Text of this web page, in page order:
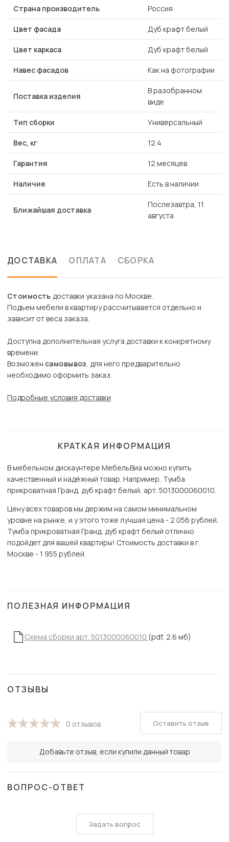
Страна производитель Россия
Цвет фасада Дуб крафт белый
Цвет каркаса Дуб крафт белый
Навес фасадов Как на фотографии
Поставка изделия
В разобранном
виде
Тип сборки Универсальный
Вес, кг 12.4
Гарантия 12 месяцев
Наличие Есть в наличии
Ближайшая доставка
Послезавтра, 11
августа
ДОСТАВКА ОПЛАТА СБОРКА
Стоимость доставки указана по Москве.
Подъем мебели в квартиру рассчитывается отдельно и
зависит от веса заказа.
Доступна дополнительная услуга доставки к конкретному
времени.
Возможен самовывоз, для него предварительно
необходимо оформить заказ.
Подробные условия доставки
КРАТКАЯ ИНФОРМАЦИЯ
В мебельном дискаунтере МебельВиа можно купить
качественный и надёжный товар. Например, Тумба
прикроватная Гранд, дуб крафт белый, арт. 5013000060010.
Цену всех товаров мы держим на самом минимальном
уровне на рынке, и у этого тоже лучшая цена - 2 056 рублей.
Тумба прикроватная Гранд, дуб крафт белый отлично
подойдет для вашей квартиры! Стоимость доставки в г.
Москве - 1 955 рублей.
ПОЛЕЗНАЯ ИНФОРМАЦИЯ
Схема сборки арт. 5013000060010 (pdf, 2.6 мб)
ОТЗЫВЫ
0 отзывов
Добавьте отзыв, если купили данный товар
Оставить отзыв
ВОПРОС-ОТВЕТ
Задать вопрос